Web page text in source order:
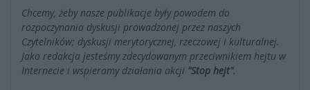
Chcemy, żeby nasze publikacje były powodem do
rozpoczynania dyskusji prowadzonej przez naszych
Czytelników; dyskusji merytorycznej, rzeczowej i kulturalnej.
Jako redakcja jesteśmy zdecydowanym przeciwnikiem hejtu w
Internecie i wspieramy działania akcji "Stop hejt".